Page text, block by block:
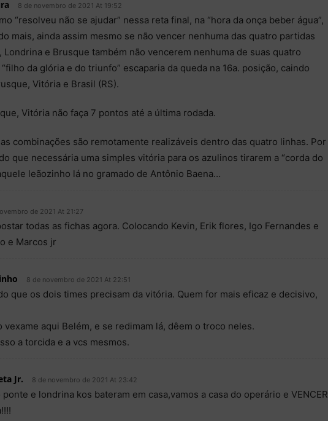
8 de novembro de 2021 At 19:52
“resolveu não se ajudar” nessa reta final, na “hora da onça beber água”,
mais, ainda assim mesmo se não vencer nenhuma das quatro partidas
Londrina e Brusque também não vencerem nenhuma de suas quatro
da glória e do triunfo” escaparia da queda na 16a. posição, caindo
Vitória e Brasil (RS).
Vitória não faça 7 pontos até a última rodada.
combinações são remotamente realizáveis dentro das quatro linhas. Por
que necessária uma simples vitória para os azulinos tirarem a “corda do
leãozinho lá no gramado de Antônio Baena…
de 2021 At 21:27
todas as fichas agora. Colocando Kevin, Erik flores, Igo Fernandes e
e Marcos jr
8 de novembro de 2021 At 22:51
que os dois times precisam da vitória. Quem for mais eficaz e decisivo,
vexame aqui Belém, e se redimam lá, dêem o troco neles.
a torcida e a vcs mesmos.
Jr. 8 de novembro de 2021 At 23:42
e londrina kos bateram em casa,vamos a casa do operário e VENCER